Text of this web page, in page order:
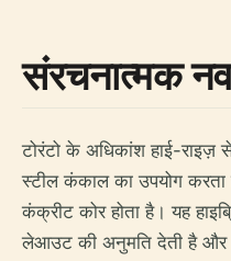
संरचनात्मक
टोरंटो के अधिकांश हाई-राइज़
स्टील कंकाल का उपयोग करता
कंक्रीट कोर होता है। यह
लेआउट की अनुमति देती है और